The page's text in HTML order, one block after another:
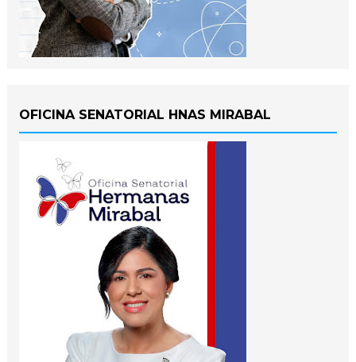
OFICINA SENATORIAL HNAS MIRABAL